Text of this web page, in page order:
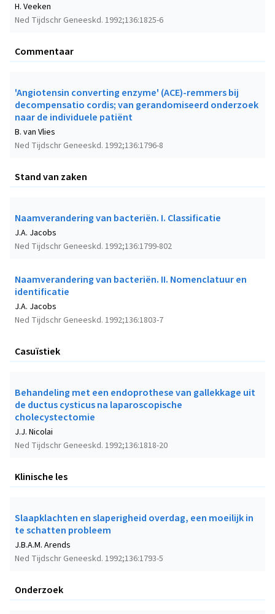
Ned Tijdschr Geneeskd. 1992;136:1825-6
H. Veeken
Commentaar
'Angiotensin converting enzyme' (ACE)-remmers bij
decompensatio cordis; van gerandomiseerd onderzoek
naar de individuele patiënt
Ned Tijdschr Geneeskd. 1992;136:1796-8
B. van Vlies
Stand van zaken
Naamverandering van bacteriën. I. Classificatie
Ned Tijdschr Geneeskd. 1992;136:1799-802
J.A. Jacobs
Naamverandering van bacteriën. II. Nomenclatuur en
identificatie
Ned Tijdschr Geneeskd. 1992;136:1803-7
J.A. Jacobs
Casuïstiek
Behandeling met een endoprothese van gallekkage uit
de ductus cysticus na laparoscopische
cholecystectomie
Ned Tijdschr Geneeskd. 1992;136:1818-20
J.J. Nicolai
Klinische les
Slaapklachten en slaperigheid overdag, een moeilijk in
te schatten probleem
Ned Tijdschr Geneeskd. 1992;136:1793-5
J.B.A.M. Arends
Onderzoek